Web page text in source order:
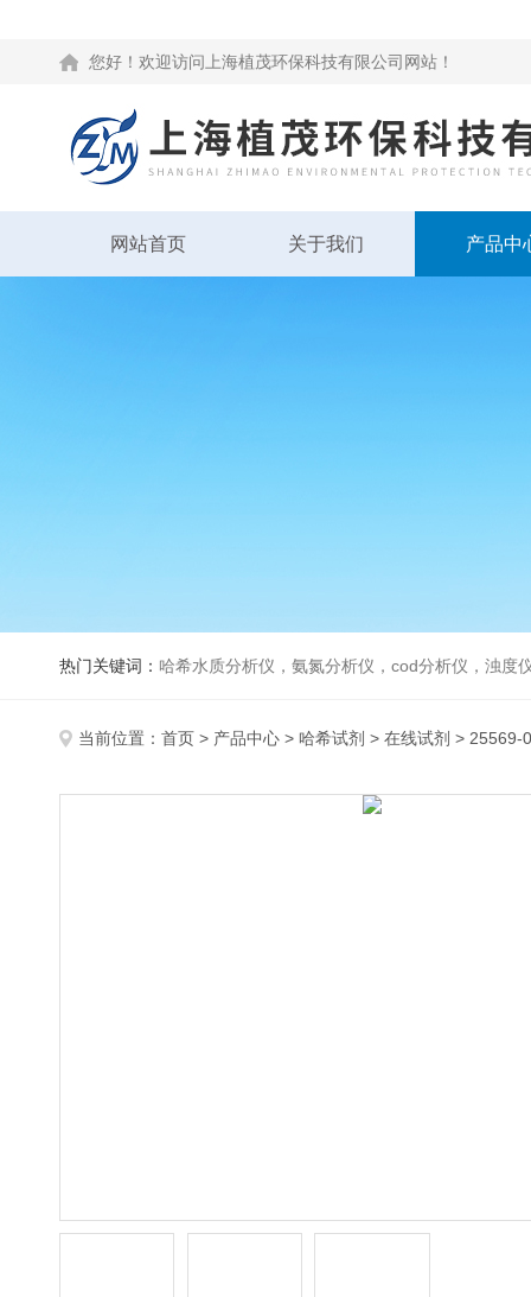
您好！欢迎访问上海植茂环保科技有限公司网站！
网站首页 关于我们 产品中
热门关键词： 哈希水质分析仪，氨氮分析仪，cod分析仪，浊度
当前位置： 首页 > 产品中心 > 哈希试剂 > 在线试剂 > 25569-